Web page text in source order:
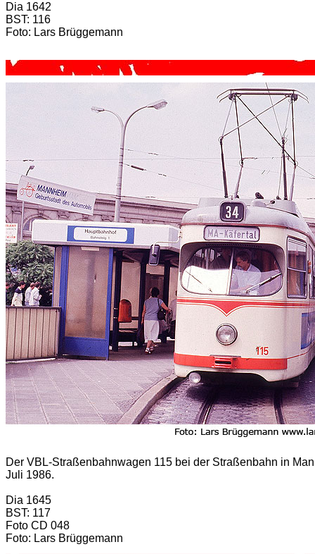
Dia 1642
BST: 116
Foto: Lars Brüggemann
Der VBL-Straßenbahnwagen 115 bei der Straßenbahn in
Juli 1986.
Dia 1645
BST: 117
Foto CD 048
Foto: Lars Brüggemann